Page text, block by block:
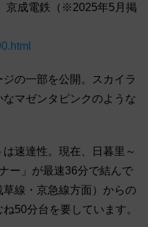
成電鉄（※2025年5月掲
の一部を公開。スカイラ
マゼンタピンクのような
速達性。現在、日暮里～
ー」が最速36分で結んで
線・京急線方面）からの
50分台を要しています。